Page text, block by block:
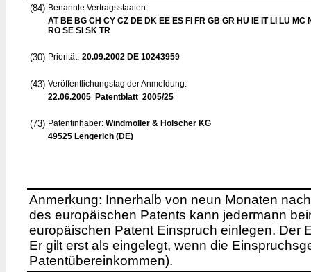
(84) Benannte Vertragsstaaten:
AT BE BG CH CY CZ DE DK EE ES FI FR GB GR HU IE IT LI LU MC
RO SE SI SK TR
(30) Priorität: 20.09.2002 DE 10243959
(43) Veröffentlichungstag der Anmeldung:
22.06.2005 Patentblatt 2005/25
(73) Patentinhaber: Windmöller & Hölscher KG
49525 Lengerich (DE)
Anmerkung: Innerhalb von neun Monaten
des europäischen Patents kann jedermann
europäischen Patent Einspruch einlegen. Der
Er gilt erst als eingelegt, wenn die
Patentübereinkommen).